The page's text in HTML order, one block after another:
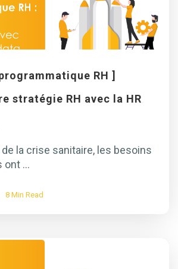
RH ]
stratégie RH avec la HR
la crise sanitaire, les besoins
ont ...
8 Min Read